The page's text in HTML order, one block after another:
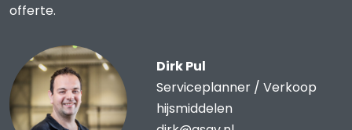
offerte.
Dirk Pul
Serviceplanner / Verkoop
hijsmiddelen